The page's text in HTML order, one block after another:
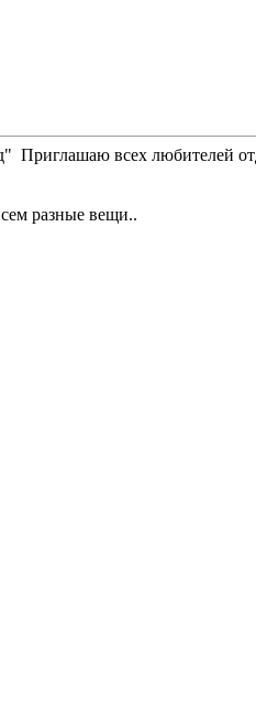
Приглашаю всех любителей
разные вещи..